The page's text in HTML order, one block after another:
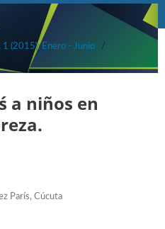
1 (2015): Enero - Junio
/
a niños en
París, Cúcuta